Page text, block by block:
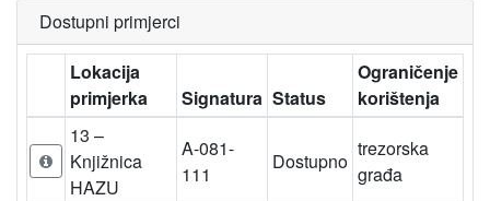
Dostupni primjerci
Lokacija
primjerka
Signatura Status
Ograničenje
korištenja
13 –
Knjižnica
HAZU
A-081-
111
Dostupno
trezorska
građa